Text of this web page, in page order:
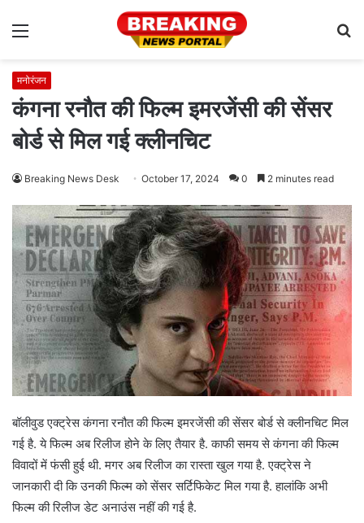
Menu
मनोरंजन
कंगना रनौत की फिल्म इमरजेंसी की सेंसर
बोर्ड से मिल गई क्लीनचिट
Breaking News Desk October 17, 2024 0 2 minutes read
बॉलीवुड एक्ट्रेस कंगना रनौत की फिल्म इमरजेंसी की सेंसर बोर्ड से क्लीनचिट मिल
गई है. ये फिल्म अब रिलीज होने के लिए तैयार है. काफी समय से कंगना की फिल्म
विवादों में फंसी हुई थी. मगर अब रिलीज का रास्ता खुल गया है. एक्ट्रेस ने
जानकारी दी कि उनकी फिल्म को सेंसर सर्टिफिकेट मिल गया है. हालांकि अभी
फिल्म की रिलीज डेट अनाउंस नहीं की गई है.